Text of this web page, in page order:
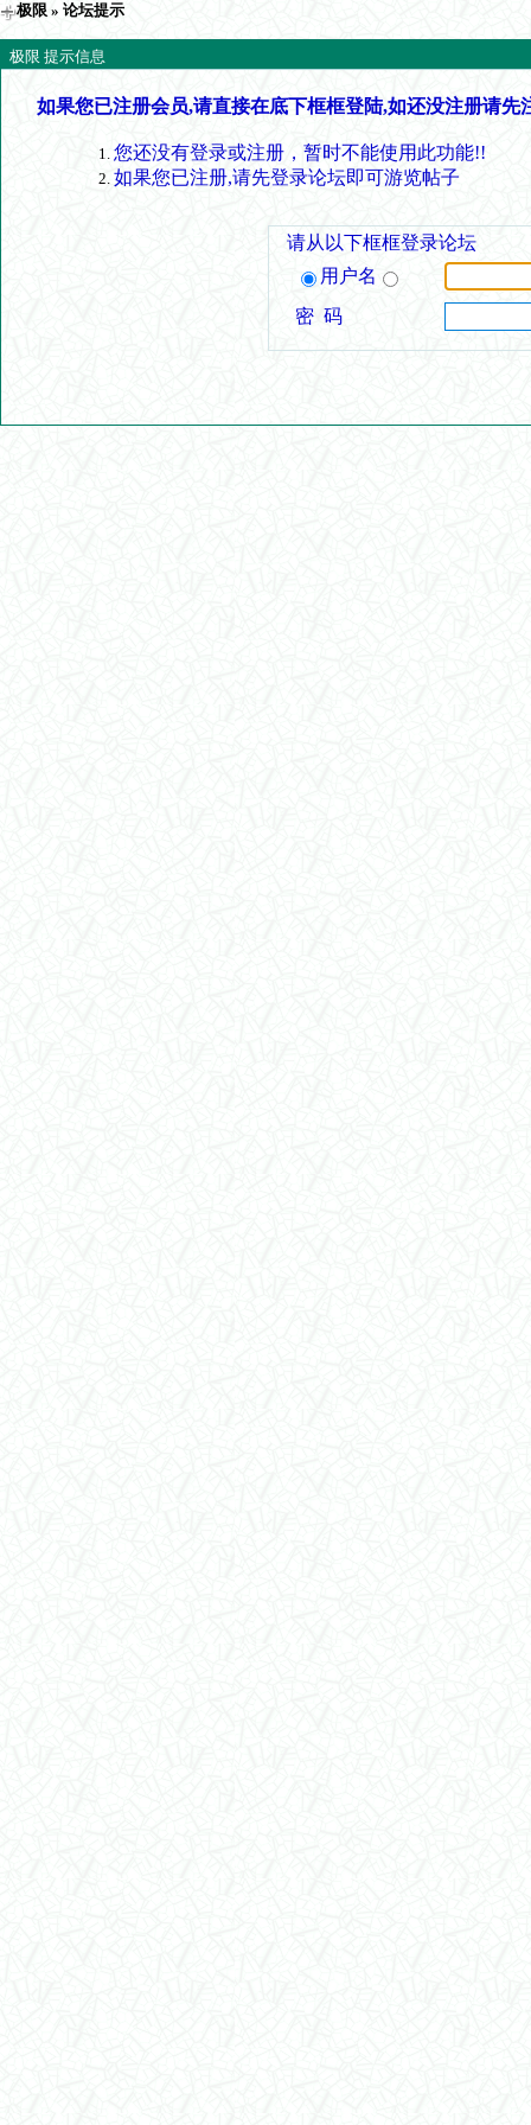
极限 » 论坛提示
极限 提示信息
如果您已注册会员,请直接在底下框框登陆,如还没注册请先
您还没有登录或注册，暂时不能使用此功能!!
如果您已注册,请先登录论坛即可游览帖子
请从以下框框登录论坛
用户名
密 码